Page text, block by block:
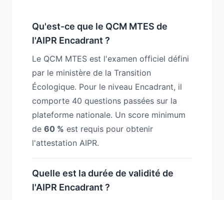
Qu'est-ce que le QCM MTES de
l'AIPR Encadrant ?
Le QCM MTES est l'examen officiel défini
par le ministère de la Transition
Écologique. Pour le niveau Encadrant, il
comporte 40 questions passées sur la
plateforme nationale. Un score minimum
de 60 % est requis pour obtenir
l'attestation AIPR.
Quelle est la durée de validité de
l'AIPR Encadrant ?